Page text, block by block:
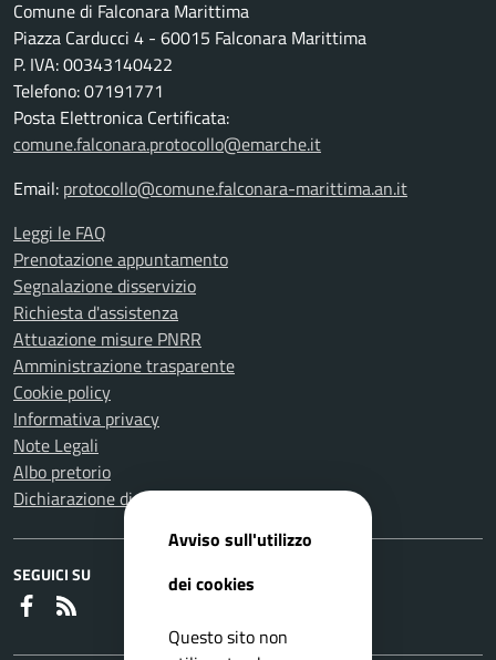
Comune di Falconara Marittima
Piazza Carducci 4 - 60015 Falconara Marittima
P. IVA: 00343140422
Telefono: 07191771
Posta Elettronica Certificata:
comune.falconara.protocollo@emarche.it
Email: protocollo@comune.falconara-marittima.an.it
Leggi le FAQ
Prenotazione appuntamento
Segnalazione disservizio
Richiesta d'assistenza
Attuazione misure PNRR
Amministrazione trasparente
Cookie policy
Informativa privacy
Note Legali
Albo pretorio
Dichiarazione di accessibilità
SEGUICI SU
Faceboook
Avviso sull'utilizzo
dei cookies
Questo sito non